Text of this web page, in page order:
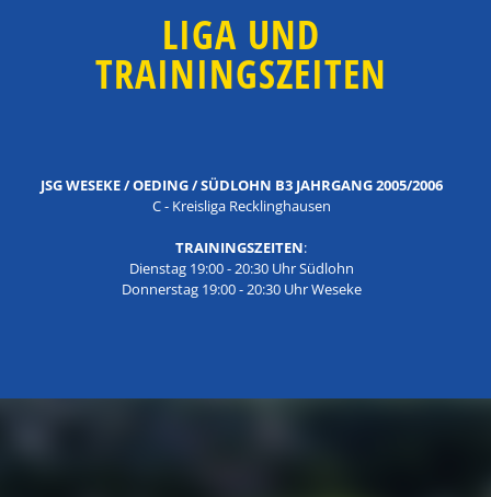
LIGA UND
TRAININGSZEITEN
JSG WESEKE / OEDING / SÜDLOHN B3 JAHRGANG 2005/2006
C - Kreisliga Recklinghausen
TRAININGSZEITEN:
Dienstag 19:00 - 20:30 Uhr Südlohn
Donnerstag 19:00 - 20:30 Uhr Weseke